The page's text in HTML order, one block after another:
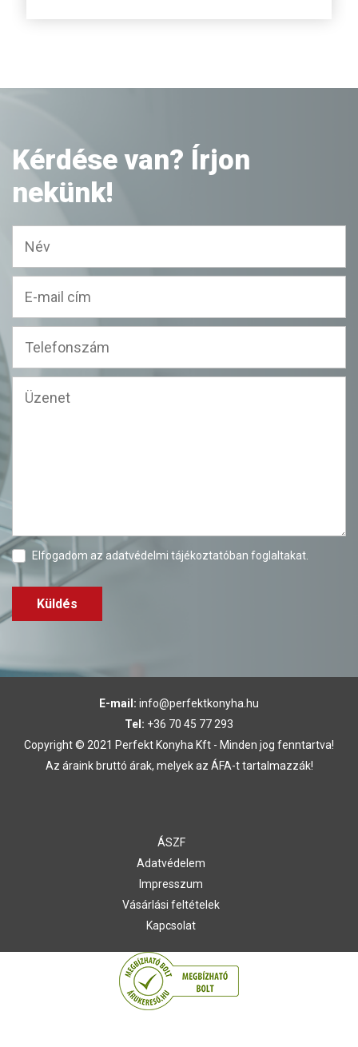
Kérdése van? Írjon
nekünk!
Elfogadom az adatvédelmi tájékoztatóban foglaltakat.
Küldés
E-mail: info@perfektkonyha.hu
Tel: +36 70 45 77 293
Copyright © 2021 Perfekt Konyha Kft - Minden jog fenntartva!
Az áraink bruttó árak, melyek az ÁFA-t tartalmazzák!
ÁSZF
Adatvédelem
Impresszum
Vásárlási feltételek
Kapcsolat